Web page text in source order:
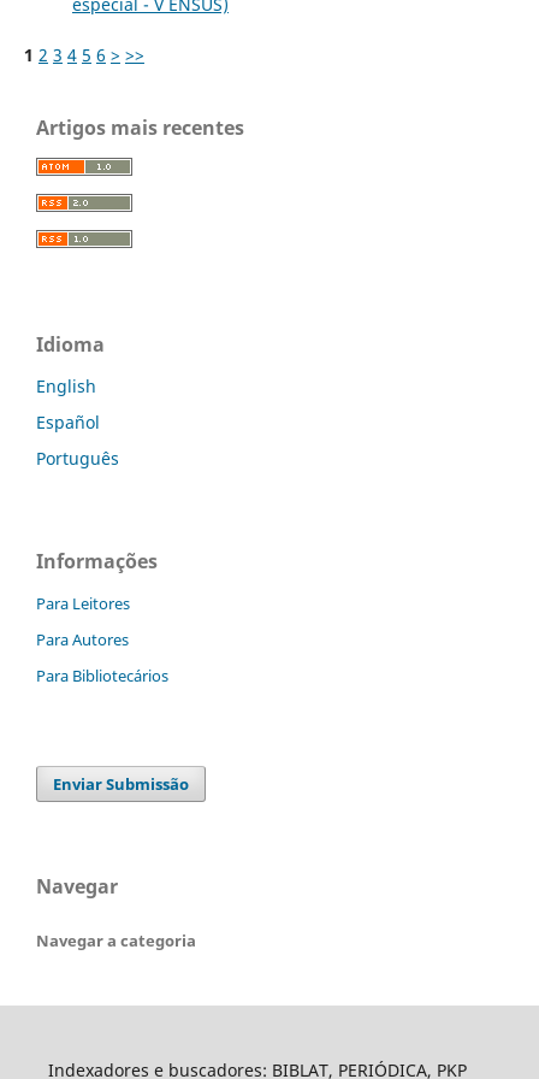
1 2 3 4 5 6 > >>
Artigos mais recentes
Idioma
English
Español
Português
Informações
Para Leitores
Para Autores
Para Bibliotecários
Enviar Submissão
Navegar
Navegar a categoria
Indexadores e buscadores: BIBLAT, PERIÓDICA, PKP